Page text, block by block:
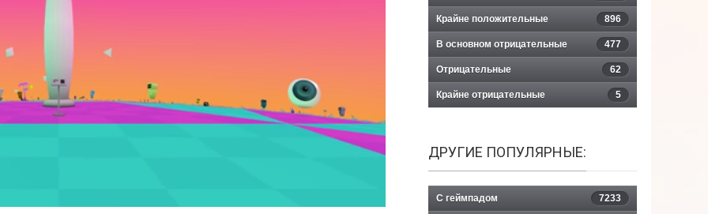
Крайне положительные 896
В основном отрицательные 477
Отрицательные 62
Крайне отрицательные 5
ДРУГИЕ ПОПУЛЯРНЫЕ:
С геймпадом 7233